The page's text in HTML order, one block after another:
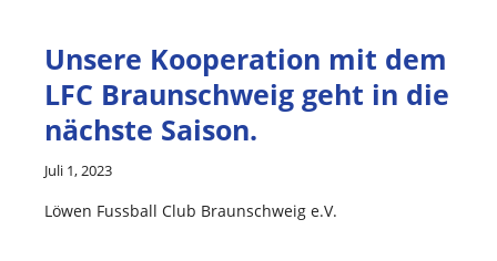
Unsere Kooperation mit dem
LFC Braunschweig geht in die
nächste Saison.
Juli 1, 2023
Löwen Fussball Club Braunschweig e.V.